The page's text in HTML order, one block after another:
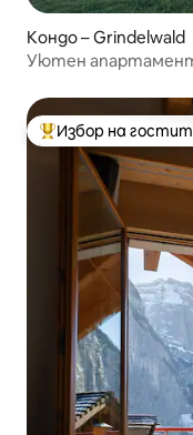
Кондо – Grindelwald
Уютен
Най-популярен
Избор на